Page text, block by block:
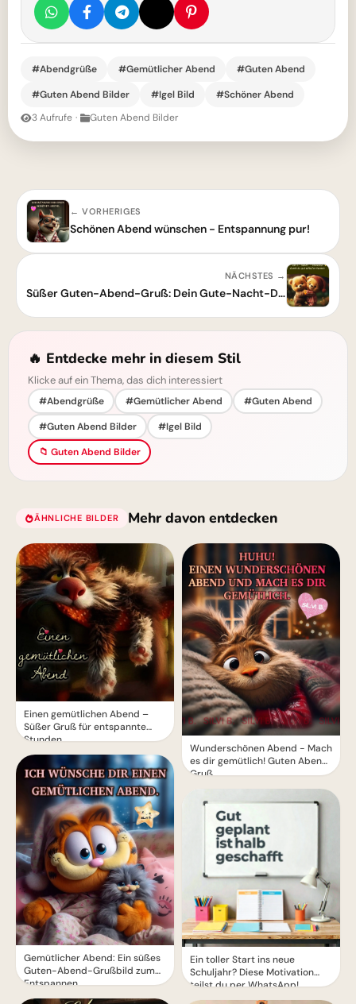
#Abendgrüße #Gemütlicher Abend
#Guten Abend
#Guten Abend Bilder
#Igel Bild
#Schöner Abend
3 Aufrufe · Guten Abend Bilder
← VORHERIGES
Schönen Abend wünschen - Entspannung pur!
NÄCHSTES →
Süßer Guten-Abend-Gruß: Dein Gute-Nacht-Drücker für schöne Träume!
🔥 Entdecke mehr in diesem Stil
Klicke auf ein Thema, das dich interessiert
#Abendgrüße #Gemütlicher Abend
#Guten Abend
#Guten Abend Bilder
#Igel Bild
📁 Guten Abend Bilder
ÄHNLICHE BILDER Mehr davon entdecken
Einen gemütlichen Abend –
Süßer Gruß für entspannte
Stunden
Gemütlicher Abend: Ein süßes
Guten-Abend-Grußbild zum
Entspannen
Wunderschönen Abend - Mach
es dir gemütlich! Guten Abend
Gruß
Ein toller Start ins neue
Schuljahr? Diese Motivation
teilst du per WhatsApp!